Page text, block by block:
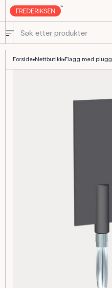
Forside Nettbutikk Flagg med plugg